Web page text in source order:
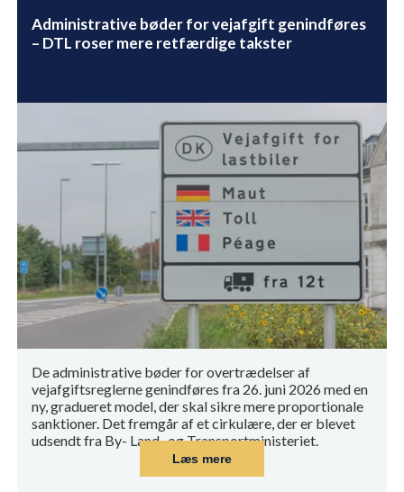
Administrative bøder for vejafgift genindføres
– DTL roser mere retfærdige takster
De administrative bøder for overtrædelser af
vejafgiftsreglerne genindføres fra 26. juni 2026 med en
ny, gradueret model, der skal sikre mere proportionale
sanktioner. Det fremgår af et cirkulære, der er blevet
udsendt fra By- Land- og Transportministeriet.
Læs mere